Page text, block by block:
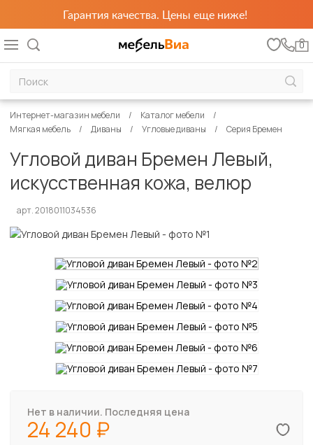
Гарантия качества. Цены еще ниже!
0
Интернет-магазин мебели
Каталог мебели
Мягкая мебель
Диваны Угловые диваны Серия Бремен
Угловой диван Бремен Левый,
искусственная кожа, велюр
арт. 2018011034536
Нет в наличии. Последняя цена
24 240